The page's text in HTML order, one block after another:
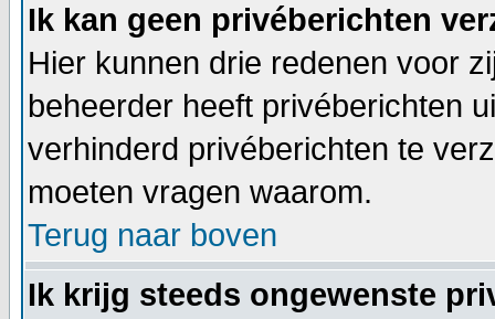
Ik kan geen privéberichten
Hier kunnen drie redenen voor
beheerder heeft privéberichten
verhinderd privéberichten te
moeten vragen waarom.
Terug naar boven
Ik krijg steeds ongewenste